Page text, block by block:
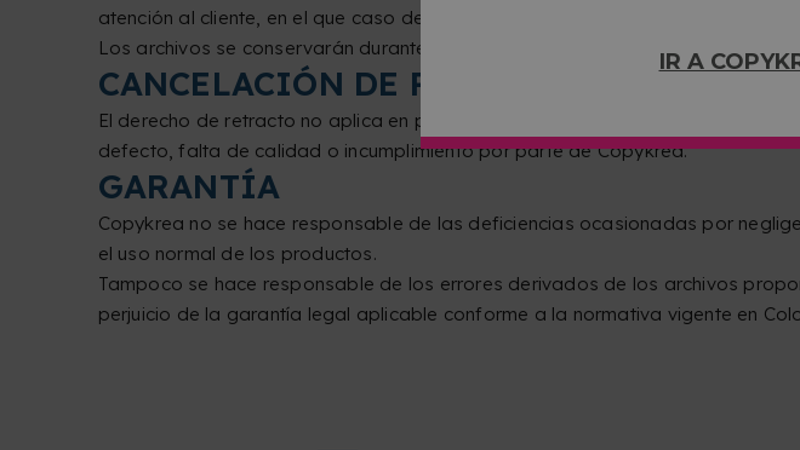
IR A
atención al cliente, en el que caso de que haya alguna incidencia, tendrán
Los archivos se conservarán durante 90 días desde la fecha de solicitud del
CANCELACIÓN DE PEDIDO
El derecho de retracto no aplica en productos confeccionados conforme a
defecto, falta de calidad o incumplimiento por parte de Copykrea.
GARANTÍA
Copykrea no se hace responsable de las deficiencias ocasionadas por
el uso normal de los productos.
Tampoco se hace responsable de los errores derivados de los archivos
perjuicio de la garantía legal aplicable conforme a la normativa vigente en